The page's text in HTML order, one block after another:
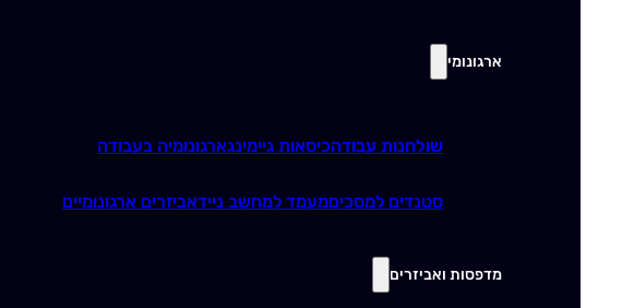
ארגונומי
שולחנות עבודהכיסאות גיימינגארגונומיה בעבודה
סטנדים למסכיםמעמד למחשב ניידאביזרים ארגונומיים
מדפסות ואביזרים